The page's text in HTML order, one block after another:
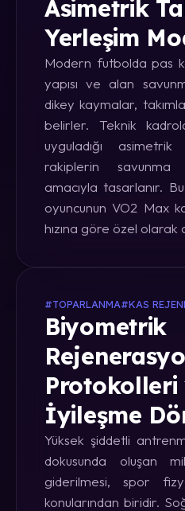
Asimetrik
Yerleşim
Modern futbolda pas
yapısı ve alan
dikey kaymalar,
belirler. Teknik
uyguladığı
rakiplerin savunma
amacıyla tasarlanır.
oyuncunun VO2 Max
hızına göre özel olarak
#TOPARLANMA#KAS
Biyometrik
Protokolleri
İyileşme
Yüksek şiddetli
dokusunda oluşan
giderilmesi, spor
konularından biridir.